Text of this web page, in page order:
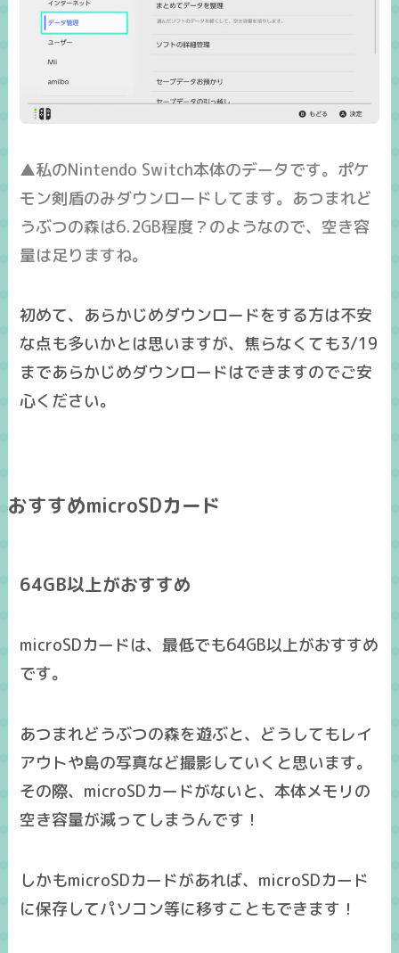
▲私のNintendo Switch本体のデータです。ポケ
モン剣盾のみダウンロードしてます。あつまれど
うぶつの森は6.2GB程度？のようなので、空き容
量は足りますね。
初めて、あらかじめダウンロードをする方は不安
な点も多いかとは思いますが、焦らなくても3/19
まであらかじめダウンロードはできますのでご安
心ください。
おすすめmicroSDカード
64GB以上がおすすめ
microSDカードは、最低でも64GB以上がおすすめ
です。
あつまれどうぶつの森を遊ぶと、どうしてもレイ
アウトや島の写真など撮影していくと思います。
その際、 microSDカードがないと、本体メモリの
空き容量が減ってしまうんです！
しかもmicroSDカードがあれば、microSDカード
に保存してパソコン等に移すこともできます！